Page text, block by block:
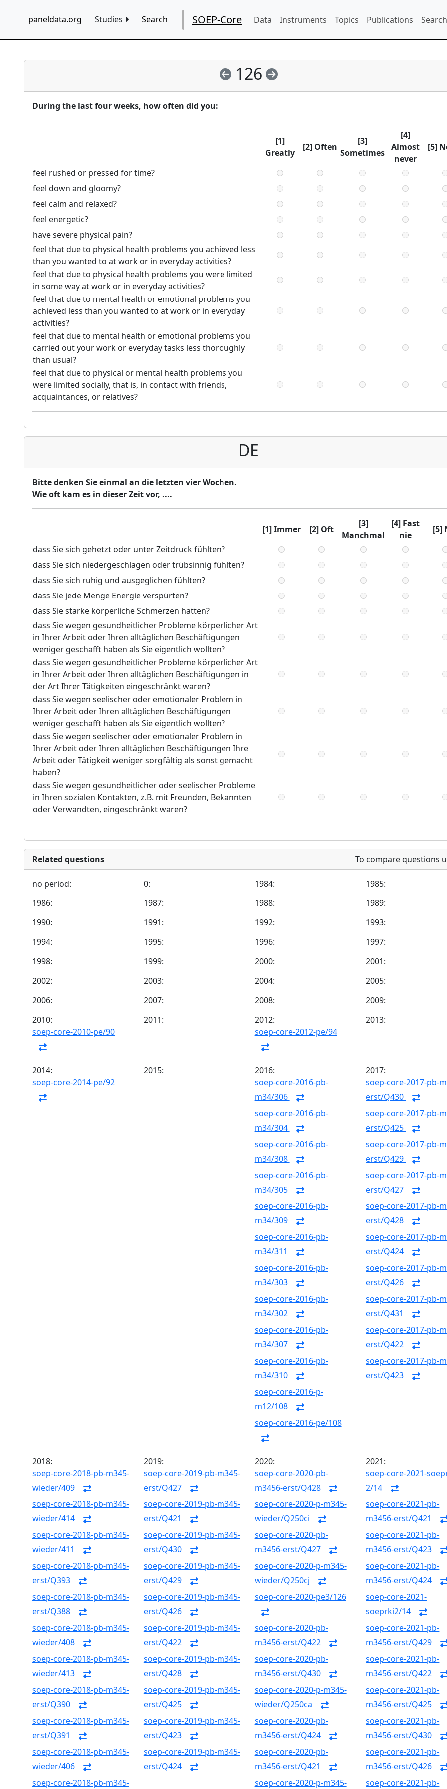
paneldata.org Studies Search SOEP-Core Data Instruments Topics Publications
126
During the last four weeks, how often did you:
[1]
Greatly
[2] Often
[3]
Sometimes
[4]
Almost
never
[5]
feel rushed or pressed for time?
feel down and gloomy?
feel calm and relaxed?
feel energetic?
have severe physical pain?
feel that due to physical health problems you achieved less
than you wanted to at work or in everyday activities?
feel that due to physical health problems you were limited
in some way at work or in everyday activities?
feel that due to mental health or emotional problems you
achieved less than you wanted to at work or in everyday
activities?
feel that due to mental health or emotional problems you
carried out your work or everyday tasks less thoroughly
than usual?
feel that due to physical or mental health problems you
were limited socially, that is, in contact with friends,
acquaintances, or relatives?
DE
Bitte denken Sie einmal an die letzten vier Wochen.
Wie oft kam es in dieser Zeit vor, ....
[1] Immer [2] Oft
[3]
Manchmal
[4] Fast
nie
[5]
dass Sie sich gehetzt oder unter Zeitdruck fühlten?
dass Sie sich niedergeschlagen oder trübsinnig fühlten?
dass Sie sich ruhig und ausgeglichen fühlten?
dass Sie jede Menge Energie verspürten?
dass Sie starke körperliche Schmerzen hatten?
dass Sie wegen gesundheitlicher Probleme körperlicher Art
in Ihrer Arbeit oder Ihren alltäglichen Beschäftigungen
weniger geschafft haben als Sie eigentlich wollten?
dass Sie wegen gesundheitlicher Probleme körperlicher Art
in Ihrer Arbeit oder Ihren alltäglichen Beschäftigungen in
der Art Ihrer Tätigkeiten eingeschränkt waren?
dass Sie wegen seelischer oder emotionaler Problem in
Ihrer Arbeit oder Ihren alltäglichen Beschäftigungen
weniger geschafft haben als Sie eigentlich wollten?
dass Sie wegen seelischer oder emotionaler Problem in
Ihrer Arbeit oder Ihren alltäglichen Beschäftigungen Ihre
Arbeit oder Tätigkeit weniger sorgfältig als sonst gemacht
haben?
dass Sie wegen gesundheitlicher oder seelischer Probleme
in Ihren sozialen Kontakten, z.B. mit Freunden, Bekannten
oder Verwandten, eingeschränkt waren?
Related questions To compare questions
no period: 0: 1984:
1985:
1986:
1987: 1988:
1989:
1990:
1991: 1992:
1993:
1994:
1995: 1996:
1997:
1998:
1999: 2000:
2001:
2002:
2003: 2004:
2005:
2006:
2007: 2008:
2009:
2010:
soep-core-2010-pe/90
2011:
2012:
soep-core-2012-pe/94
2013:
2014:
soep-core-2014-pe/92
2015:
2016:
soep-core-2016-pb-
m34/306
soep-core-2016-pb-
m34/304
soep-core-2016-pb-
m34/308
soep-core-2016-pb-
m34/305
soep-core-2016-pb-
m34/309
soep-core-2016-pb-
m34/311
soep-core-2016-pb-
m34/303
soep-core-2016-pb-
m34/302
soep-core-2016-pb-
m34/307
soep-core-2016-pb-
m34/310
soep-core-2016-p-
m12/108
soep-core-2016-pe/108
2017:
soep-core-2017-pb-
erst/Q430
soep-core-2017-pb-
erst/Q425
soep-core-2017-pb-
erst/Q429
soep-core-2017-pb-
erst/Q427
soep-core-2017-pb-
erst/Q428
soep-core-2017-pb-
erst/Q424
soep-core-2017-pb-
erst/Q426
soep-core-2017-pb-
erst/Q431
soep-core-2017-pb-
erst/Q422
soep-core-2017-pb-
erst/Q423
2018:
soep-core-2018-pb-m345-
wieder/409
soep-core-2018-pb-m345-
wieder/414
soep-core-2018-pb-m345-
wieder/411
soep-core-2018-pb-m345-
erst/Q393
soep-core-2018-pb-m345-
erst/Q388
soep-core-2018-pb-m345-
wieder/408
soep-core-2018-pb-m345-
wieder/413
soep-core-2018-pb-m345-
erst/Q390
soep-core-2018-pb-m345-
erst/Q391
soep-core-2018-pb-m345-
wieder/406
soep-core-2018-pb-m345-
2019:
soep-core-2019-pb-m345-
erst/Q427
soep-core-2019-pb-m345-
erst/Q421
soep-core-2019-pb-m345-
erst/Q430
soep-core-2019-pb-m345-
erst/Q429
soep-core-2019-pb-m345-
erst/Q426
soep-core-2019-pb-m345-
erst/Q422
soep-core-2019-pb-m345-
erst/Q428
soep-core-2019-pb-m345-
erst/Q425
soep-core-2019-pb-m345-
erst/Q423
soep-core-2019-pb-m345-
erst/Q424
2020:
soep-core-2020-pb-
m3456-erst/Q428
soep-core-2020-p-m345-
wieder/Q250ci
soep-core-2020-pb-
m3456-erst/Q427
soep-core-2020-p-m345-
wieder/Q250cj
soep-core-2020-pe3/126
soep-core-2020-pb-
m3456-erst/Q422
soep-core-2020-pb-
m3456-erst/Q430
soep-core-2020-p-m345-
wieder/Q250ca
soep-core-2020-pb-
m3456-erst/Q424
soep-core-2020-pb-
m3456-erst/Q421
soep-core-2020-p-m345-
2021:
soep-core-2021-
2/14
soep-core-2021-pb-
m3456-erst/Q421
soep-core-2021-pb-
m3456-erst/Q423
soep-core-2021-pb-
m3456-erst/Q424
soep-core-2021-
soeprki2/14
soep-core-2021-pb-
m3456-erst/Q429
soep-core-2021-pb-
m3456-erst/Q422
soep-core-2021-pb-
m3456-erst/Q425
soep-core-2021-pb-
m3456-erst/Q430
soep-core-2021-pb-
m3456-erst/Q426
soep-core-2021-pb-